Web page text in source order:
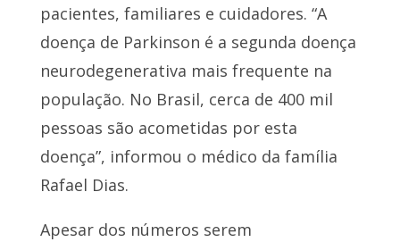
pacientes, familiares e cuidadores. “A
doença de Parkinson é a segunda doença
neurodegenerativa mais frequente na
população. No Brasil, cerca de 400 mil
pessoas são acometidas por esta
doença”, informou o médico da família
Rafael Dias.
Apesar dos números serem